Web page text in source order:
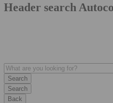
Header search
Search
Back